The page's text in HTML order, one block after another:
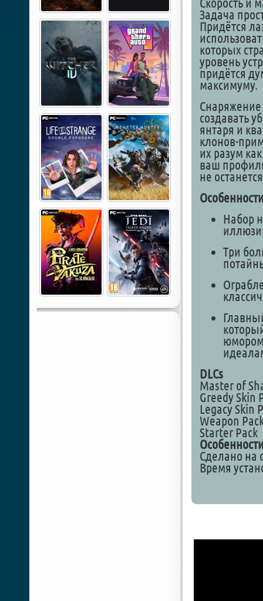
Скорость и
Задача
Придётся
которых
уровень
придётся
максимуму.
создавать
янтаря и
клонов-
их разум
ваш
не
Набор
Три
DLCs
Master of
Greedy Skin
Legacy Skin
Weapon
Starter Pack
Сделано на
Время